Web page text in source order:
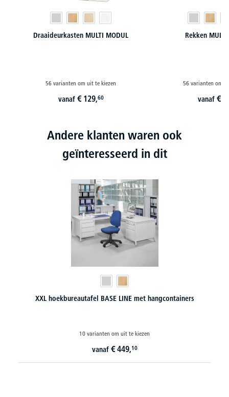
Draaideurkasten MULTI MODUL
56 varianten om uit te kiezen
vanaf € 129,60
Rekken
56 varianten om
vanaf €
Andere klanten waren ook
geïnteresseerd in dit
XXL hoekbureautafel BASE LINE met hangcontainers
10 varianten om uit te kiezen
vanaf € 449,10